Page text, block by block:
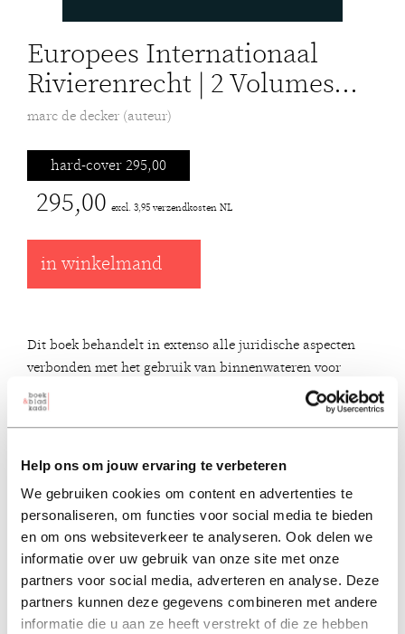
Help ons om jouw ervaring te verbeteren
We gebruiken cookies om content en advertenties te
personaliseren, om functies voor social media te bieden
en om ons websiteverkeer te analyseren. Ook delen we
informatie over uw gebruik van onze site met onze
partners voor social media, adverteren en analyse. Deze
partners kunnen deze gegevens combineren met andere
informatie die u aan ze heeft verstrekt of die ze hebben
Europees Internationaal
Rivierenrecht | 2 Volumes...
marc de decker (auteur)
hard-cover 295,00
295,00 excl. 3,95 verzendkosten NL
in winkelmand
Dit boek behandelt in extenso alle juridische aspecten
verbonden met het gebruik van binnenwateren voor
scheepvaartdoeleinden, met name door binnenschepen.
Zowel publiekrechtelijke als privaatrechtelijke
vraagstukken komen daarbij aan de orde.
“Het voorliggende werk is monumentaal, niet enkel in
omvang maar vooral naar inhoud. Mij is geen andere
wetenschappelijke bijdrage bekend die op een zodanig
alomvattende wijze het rivierenrecht situeert en
analyseert en er eveneens in slaagt om het op een
bevattende wijze te duiden. Dr. Marc De Decker etaleert
op een meesterlijke manier zijn uitgebreide historische en
juridische kennis van het Europese rivierenrecht en voert